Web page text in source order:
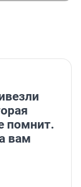
помнит.
вам